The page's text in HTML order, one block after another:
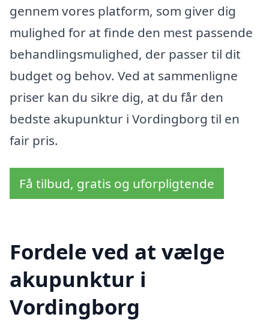
gennem vores platform, som giver dig
mulighed for at finde den mest passende
behandlingsmulighed, der passer til dit
budget og behov. Ved at sammenligne
priser kan du sikre dig, at du får den
bedste akupunktur i Vordingborg til en
fair pris.
Få tilbud, gratis og uforpligtende
Fordele ved at vælge
akupunktur i
Vordingborg